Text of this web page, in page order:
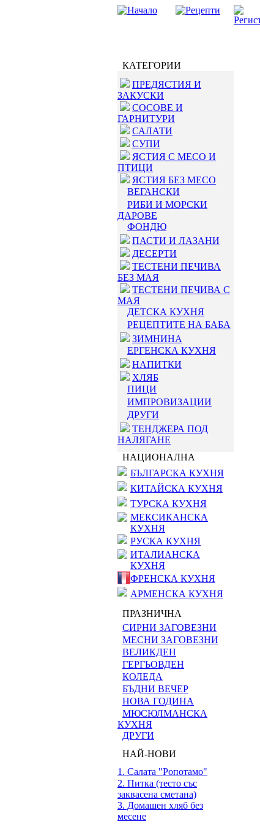
КАТЕГОРИИ
ПРЕДЯСТИЯ И
ЗАКУСКИ
СОСОВЕ И
ГАРНИТУРИ
САЛАТИ
СУПИ
ЯСТИЯ С МЕСО И
ПТИЦИ
ЯСТИЯ БЕЗ МЕСО
ВЕГАНСКИ
РИБИ И МОРСКИ
ДАРОВЕ
ФОНДЮ
ПАСТИ И ЛАЗАНИ
ДЕСЕРТИ
ТЕСТЕНИ ПЕЧИВА
БЕЗ МАЯ
ТЕСТЕНИ ПЕЧИВА С
МАЯ
ДЕТСКА КУХНЯ
РЕЦЕПТИТЕ НА БАБА
ЗИМНИНА
ЕРГЕНСКА КУХНЯ
НАПИТКИ
ХЛЯБ
ПИЦИ
ИМПРОВИЗАЦИИ
ДРУГИ
ТЕНДЖЕРА ПОД
НАЛЯГАНЕ
НАЦИОНАЛНА
БЪЛГАРСКА КУХНЯ
КИТАЙСКА КУХНЯ
ТУРСКА КУХНЯ
МЕКСИКАНСКА
КУХНЯ
РУСКА КУХНЯ
ИТАЛИАНСКА
КУХНЯ
ФРЕНСКА КУХНЯ
АРМЕНСКА КУХНЯ
ПРАЗНИЧНА
СИРНИ ЗАГОВЕЗНИ
МЕСНИ ЗАГОВЕЗНИ
ВЕЛИКДЕН
ГЕРГЬОВДЕН
КОЛЕДА
БЪДНИ ВЕЧЕР
НОВА ГОДИНА
МЮСЮЛМАНСКА
КУХНЯ
ДРУГИ
НАЙ-НОВИ
1. Салата "Ропотамо"
2. Питка (тесто със
заквасена сметана)
3. Домашен хляб без
месене